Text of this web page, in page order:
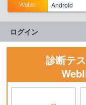
Android
ログイン
診断テ